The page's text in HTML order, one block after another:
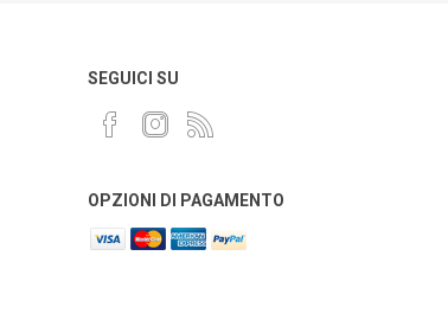
SEGUICI SU
OPZIONI DI PAGAMENTO